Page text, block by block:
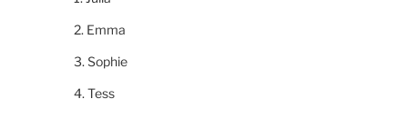
Emma
Sophie
Tess